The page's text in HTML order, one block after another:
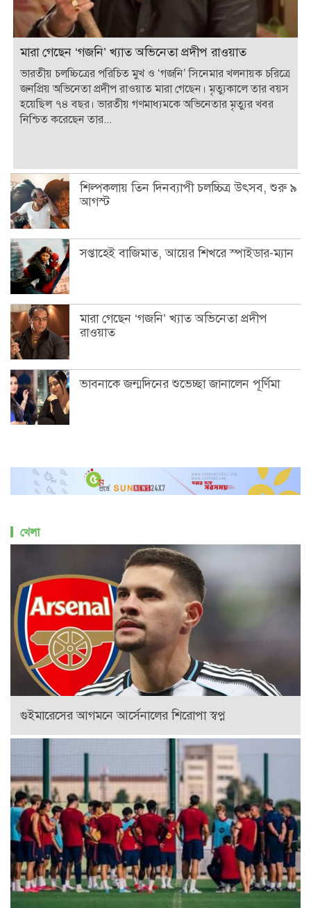
মারা গেছেন ‘গজনি’ খ্যাত অভিনেতা প্রদীপ রাওয়াত
ভারতীয় চলচ্চিত্রের পরিচিত মুখ ও ‘গজনি’ সিনেমার খলনায়ক চরিত্রে
জনপ্রিয় অভিনেতা প্রদীপ রাওয়াত মারা গেছেন। মৃত্যুকালে তার বয়স
হয়েছিল ৭৪ বছর। ভারতীয় গণমাধ্যমকে অভিনেতার মৃত্যুর খবর
নিশ্চিত করেছেন তার...
শিল্পকলায় তিন দিনব্যাপী চলচ্চিত্র উৎসব, শুরু ৯
আগস্ট
সপ্তাহেই বাজিমাত, আয়ের শিখরে স্পাইডার-ম্যান
মারা গেছেন ‘গজনি’ খ্যাত অভিনেতা প্রদীপ
রাওয়াত
ভাবনাকে জন্মদিনের শুভেচ্ছা জানালেন পূর্ণিমা
খেলা
গুইমারেসের আগমনে আর্সেনালের শিরোপা স্বপ্ন